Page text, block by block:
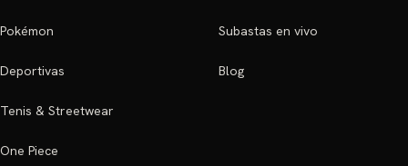
Pokémon
Deportivas
Tenis & Streetwear
One Piece
Subastas en vivo
Blog